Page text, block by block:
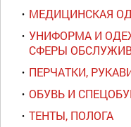
МЕДИЦИНСКАЯ
УНИФОРМА И
СФЕРЫ
ПЕРЧАТКИ,
ОБУВЬ И
ТЕНТЫ, ПОЛОГА